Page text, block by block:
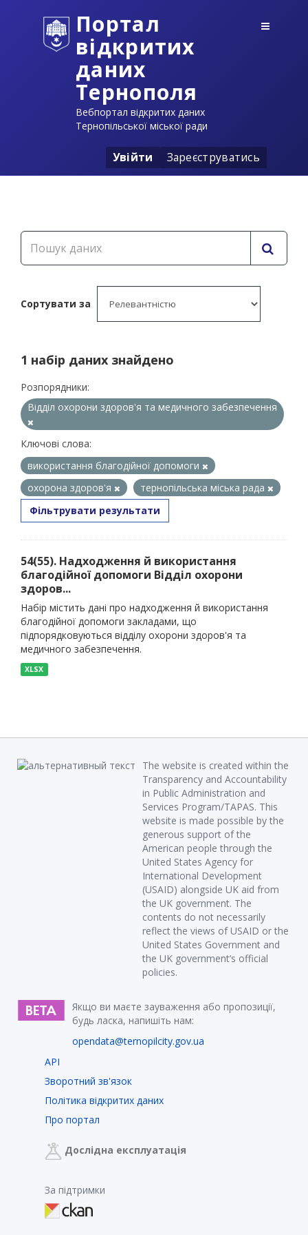
Портал
відкритих
даних
Тернополя
Вебпортал відкритих даних
Тернопільської міської ради
Увійти Зареєструватись
Сортувати за
1 набір даних знайдено
Розпорядники:
Відділ охорони здоров'я та медичного забезпечення
Ключові слова:
використання благодійної допомоги
охорона здоров'я
тернопільська міська рада
Фільтрувати результати
54(55). Надходження й використання
благодійної допомоги Відділ охорони
здоров...
Набір містить дані про надходження й використання
благодійної допомоги закладами, що
підпорядковуються відділу охорони здоров'я та
медичного забезпечення.
XLSX
The website is created within the
Transparency and Accountability
in Public Administration and
Services Program/TAPAS. This
website is made possible by the
generous support of the
American people through the
United States Agency for
International Development
(USAID) alongside UK aid from
the UK government. The
contents do not necessarily
reflect the views of USAID or the
United States Government and
the UK government’s official
policies.
Якщо ви маєте зауваження або пропозиції,
будь ласка, напишіть нам:
opendata@ternopilcity.gov.ua
API
Зворотний зв'язок
Політика відкритих даних
Про портал
Дослідна експлуатація
За підтримки